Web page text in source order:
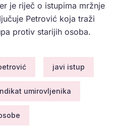
je riječ o istupima mržnje
Petrović koja traži
protiv starijih osoba.
javi istup
umirovljenika